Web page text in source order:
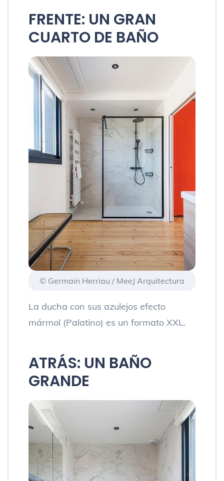
FRENTE: UN GRAN
CUARTO DE BAÑO
© Germain Herriau / MeeJ Arquitectura
La ducha con sus azulejos efecto
mármol (Palatino) es un formato XXL.
ATRÁS: UN BAÑO
GRANDE